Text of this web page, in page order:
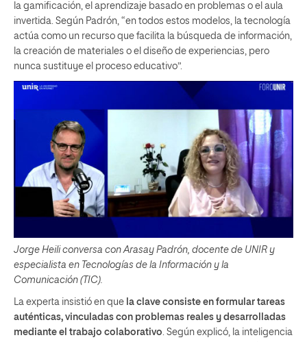
la gamificación, el aprendizaje basado en problemas o el aula
invertida. Según Padrón, “en todos estos modelos, la tecnología
actúa como un recurso que facilita la búsqueda de información,
la creación de materiales o el diseño de experiencias, pero
nunca sustituye el proceso educativo”.
Jorge Heili conversa con Arasay Padrón, docente de UNIR y
especialista en Tecnologías de la Información y la
Comunicación (TIC).
La experta insistió en que la clave consiste en formular tareas
auténticas, vinculadas con problemas reales y desarrolladas
mediante el trabajo colaborativo. Según explicó, la inteligencia